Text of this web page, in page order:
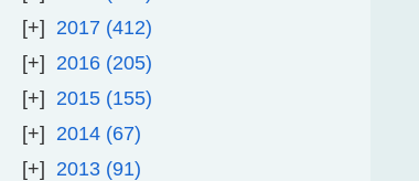
2017 412
2016 205
2015 155
2014 67
2013 91